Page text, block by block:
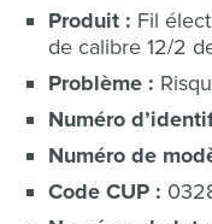
Produit : Fil
de calibre 12/2
Problème :
Numéro
Numéro de
Code CUP :